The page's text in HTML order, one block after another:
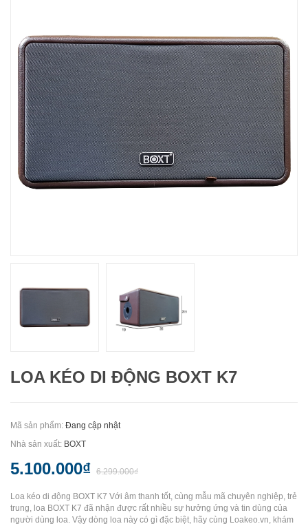
LOA KÉO DI ĐỘNG BOXT K7
Mã sản phẩm: Đang cập nhật
Nhà sản xuất: BOXT
5.100.000₫ 6.299.000₫
Loa kéo di động BOXT K7 Với âm thanh tốt, cùng mẫu mã chuyên nghiệp, trẻ
trung, loa BOXT K7 đã nhận được rất nhiều sự hưởng ứng và tin dùng của
người dùng loa. Vậy dòng loa này có gì đặc biệt, hãy cùng Loakeo.vn, khám